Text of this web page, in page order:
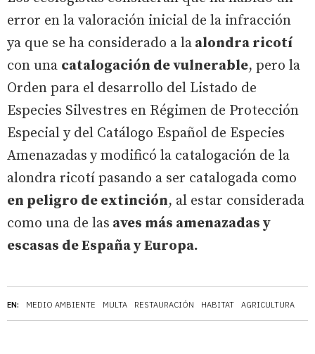
EN: MEDIO AMBIENTE MULTA RESTAURACIÓN HABITAT AGRICULTURA
error en la valoración inicial de la infracción
ya que se ha considerado a la alondra ricotí
con una catalogación de vulnerable, pero la
Orden para el desarrollo del Listado de
Especies Silvestres en Régimen de Protección
Especial y del Catálogo Español de Especies
Amenazadas y modificó la catalogación de la
alondra ricotí pasando a ser catalogada como
en peligro de extinción, al estar considerada
como una de las aves más amenazadas y
escasas de España y Europa.